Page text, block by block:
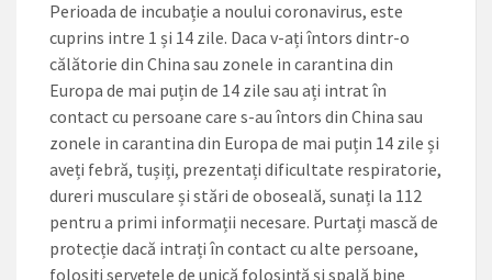
Perioada de incubație a noului coronavirus, este
cuprins intre 1 și 14 zile. Daca v-ați întors dintr-o
călătorie din China sau zonele in carantina din
Europa de mai puțin de 14 zile sau ați intrat în
contact cu persoane care s-au întors din China sau
zonele in carantina din Europa de mai puțin 14 zile și
aveți febră, tușiți, prezentați dificultate respiratorie,
dureri musculare și stări de oboseală, sunați la 112
pentru a primi informații necesare. Purtați mască de
protecție dacă intrați în contact cu alte persoane,
folosiți servețele de unică folosință și spală bine